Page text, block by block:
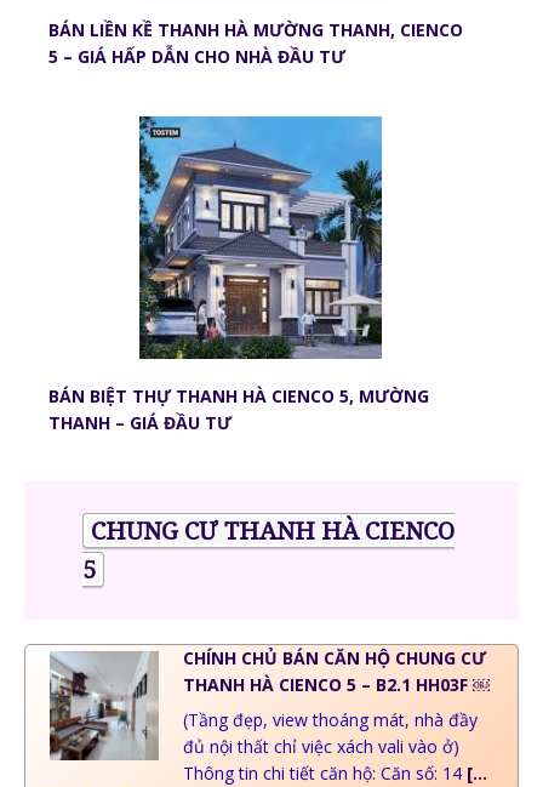
BÁN LIỀN KỀ THANH HÀ MƯỜNG THANH, CIENCO
5 – GIÁ HẤP DẪN CHO NHÀ ĐẦU TƯ
BÁN BIỆT THỰ THANH HÀ CIENCO 5, MƯỜNG
THANH – GIÁ ĐẦU TƯ
CHUNG CƯ THANH HÀ CIENCO
5
CHÍNH CHỦ BÁN CĂN HỘ CHUNG CƯ
THANH HÀ CIENCO 5 – B2.1 HH03F ￼
(Tầng đẹp, view thoáng mát, nhà đầy
đủ nội thất chỉ việc xách vali vào ở)
Thông tin chi tiết căn hộ: Căn số: 14 […